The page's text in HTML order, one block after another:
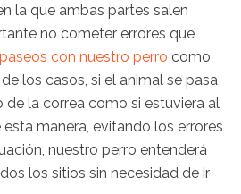
la que ambas partes salen
no cometer errores que
paseos con nuestro perro como
los casos, si el animal se pasa
la correa como si estuviera al
manera, evitando los errores
nuestro perro entenderá
los sitios sin necesidad de ir